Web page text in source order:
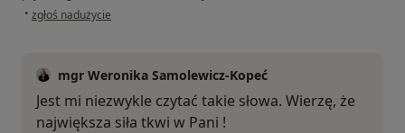
• w opinii użytkownika Natalia
zgłoś nadużycie
mgr Weronika Samolewicz-Kopeć
Jest mi niezwykle czytać takie słowa. Wierzę, że
największa siła tkwi w Pani !